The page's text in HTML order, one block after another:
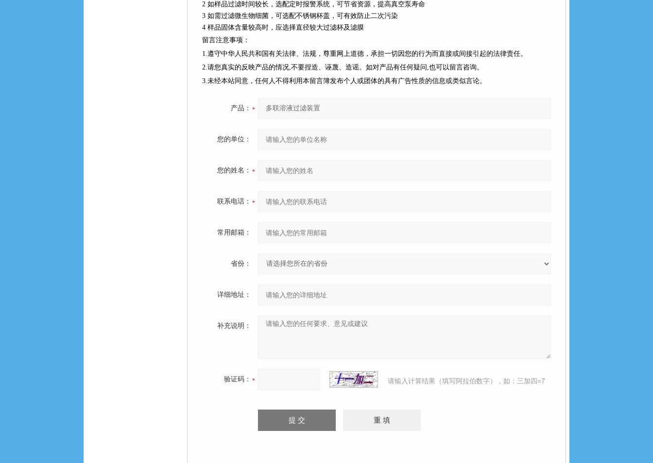
2 如样品过滤时间较长，选配定时报警系统，可节省资源，提高真空泵寿命
3 如需过滤微生物细菌，可选配不锈钢杯盖，可有效防止二次污染
4 样品固体含量较高时，应选择直径较大过滤杯及滤膜
留言注意事项：
1.遵守中华人民共和国有关法律、法规，尊重网上道德，承担一切因您的行为而直接或间接引起的法律责任。
2.请您真实的反映产品的情况,不要捏造、诬蔑、造谣。如对产品有任何疑问,也可以留言咨询。
3.未经本站同意，任何人不得利用本留言簿发布个人或团体的具有广告性质的信息或类似言论。
产品：
您的单位：
您的姓名：
联系电话：
常用邮箱：
省份：
详细地址：
补充说明：
验证码： 请输入计算结果（填写阿拉伯数字），如：三加四=7